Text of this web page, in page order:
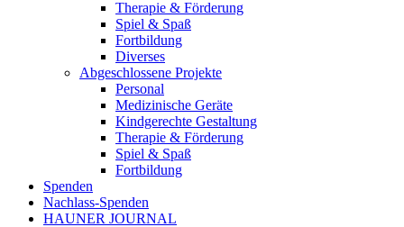
Therapie & Förderung
Spiel & Spaß
Fortbildung
Diverses
Abgeschlossene Projekte
Personal
Medizinische Geräte
Kindgerechte Gestaltung
Therapie & Förderung
Spiel & Spaß
Fortbildung
Spenden
Nachlass-Spenden
HAUNER JOURNAL